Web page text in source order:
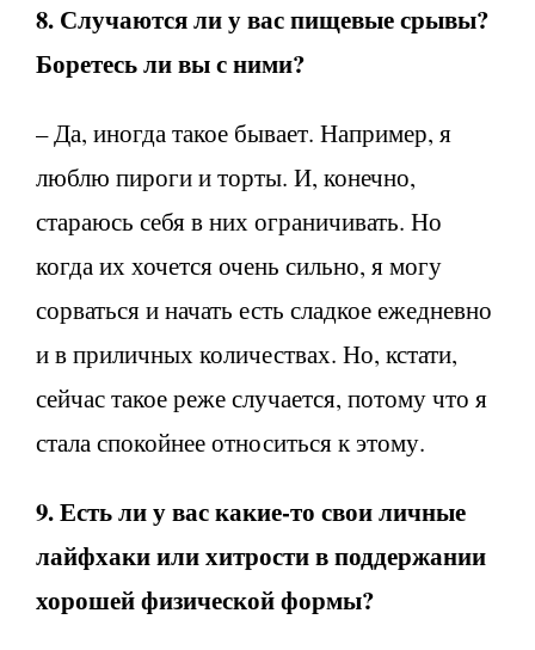
8. Случаются ли у вас пищевые срывы?
Боретесь ли вы с ними?
– Да, иногда такое бывает. Например, я
люблю пироги и торты. И, конечно,
стараюсь себя в них ограничивать. Но
когда их хочется очень сильно, я могу
сорваться и начать есть сладкое ежедневно
и в приличных количествах. Но, кстати,
сейчас такое реже случается, потому что я
стала спокойнее относиться к этому.
9. Есть ли у вас какие-то свои личные
лайфхаки или хитрости в поддержании
хорошей физической формы?